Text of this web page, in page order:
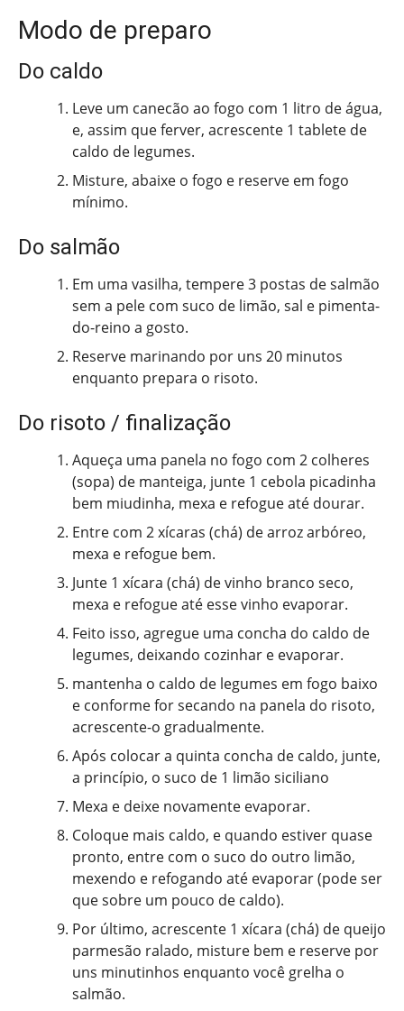
Modo de preparo
Do caldo
Leve um canecão ao fogo com 1 litro de água,
e, assim que ferver, acrescente 1 tablete de
caldo de legumes.
Misture, abaixe o fogo e reserve em fogo
mínimo.
Do salmão
Em uma vasilha, tempere 3 postas de salmão
sem a pele com suco de limão, sal e pimenta-
do-reino a gosto.
Reserve marinando por uns 20 minutos
enquanto prepara o risoto.
Do risoto / finalização
Aqueça uma panela no fogo com 2 colheres
(sopa) de manteiga, junte 1 cebola picadinha
bem miudinha, mexa e refogue até dourar.
Entre com 2 xícaras (chá) de arroz arbóreo,
mexa e refogue bem.
Junte 1 xícara (chá) de vinho branco seco,
mexa e refogue até esse vinho evaporar.
Feito isso, agregue uma concha do caldo de
legumes, deixando cozinhar e evaporar.
mantenha o caldo de legumes em fogo baixo
e conforme for secando na panela do risoto,
acrescente-o gradualmente.
Após colocar a quinta concha de caldo, junte,
a princípio, o suco de 1 limão siciliano
Mexa e deixe novamente evaporar.
Coloque mais caldo, e quando estiver quase
pronto, entre com o suco do outro limão,
mexendo e refogando até evaporar (pode ser
que sobre um pouco de caldo).
Por último, acrescente 1 xícara (chá) de queijo
parmesão ralado, misture bem e reserve por
uns minutinhos enquanto você grelha o
salmão.